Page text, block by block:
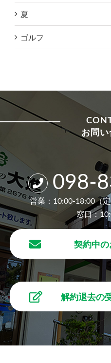
夏
ゴルフ
お問
098-
営業：10:00-18:00（
窓口：
契約中
解約退去の